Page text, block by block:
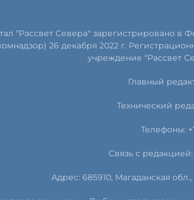
"Рассвет Севера" зарегистрировано
26 декабря 2022 г.
учреждение "Рассвет
Главный
Технический
Телефоны:
Связь с редакцией:
Адрес: 685910, Магаданская